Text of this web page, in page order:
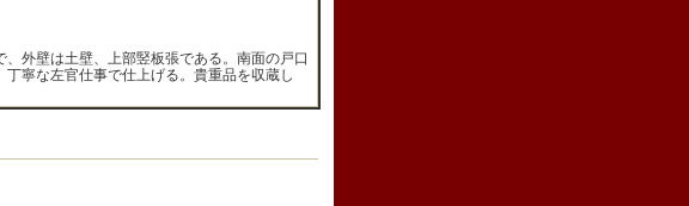
外壁は土壁、上部竪板張である。南面の戸口
寧な左官仕事で仕上げる。貴重品を収蔵し